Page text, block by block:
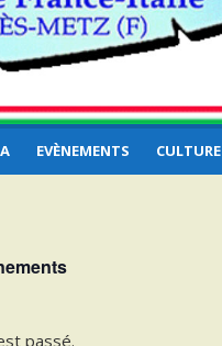
EVÈNEMENTS CULTURE
passé.